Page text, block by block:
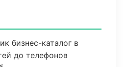
бизнес-каталог в
до телефонов